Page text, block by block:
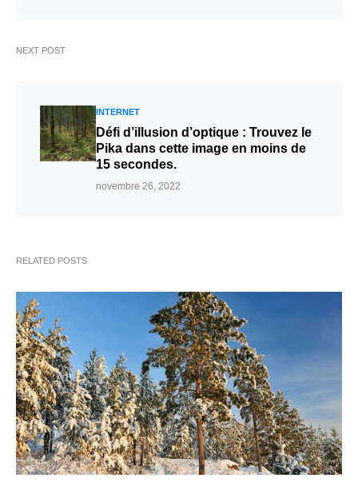
NEXT POST
INTERNET
Défi d’illusion d’optique : Trouvez le
Pika dans cette image en moins de
15 secondes.
novembre 26, 2022
RELATED POSTS